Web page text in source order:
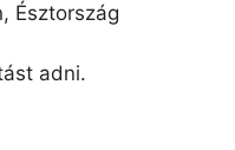
Észtország
adni.